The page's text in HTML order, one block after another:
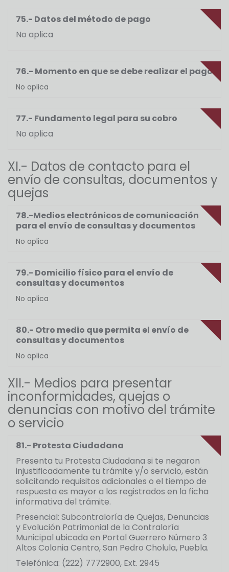
75.- Datos del método de pago
No aplica
76.- Momento en que se debe realizar el pago
No aplica
77.- Fundamento legal para su cobro
No aplica
XI.- Datos de contacto para el
envío de consultas, documentos y
quejas
78.-Medios electrónicos de comunicación
para el envío de consultas y documentos
No aplica
79.- Domicilio físico para el envío de
consultas y documentos
No aplica
80.- Otro medio que permita el envío de
consultas y documentos
No aplica
XII.- Medios para presentar
inconformidades, quejas o
denuncias con motivo del trámite
o servicio
81.- Protesta Ciudadana
Presenta tu Protesta Ciudadana si te negaron
injustificadamente tu trámite y/o servicio, están
solicitando requisitos adicionales o el tiempo de
respuesta es mayor a los registrados en la ficha
informativa del trámite.
Presencial: Subcontraloría de Quejas, Denuncias
y Evolución Patrimonial de la Contraloría
Municipal ubicada en Portal Guerrero Número 3
Altos Colonia Centro, San Pedro Cholula, Puebla.
Telefónica: (222) 7772900, Ext. 2945